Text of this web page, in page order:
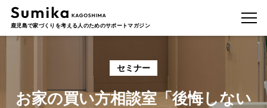
鹿児島で家づくりを考える人のためのサポートマガジン
セミナー
お家の買い方相談室「後悔しない